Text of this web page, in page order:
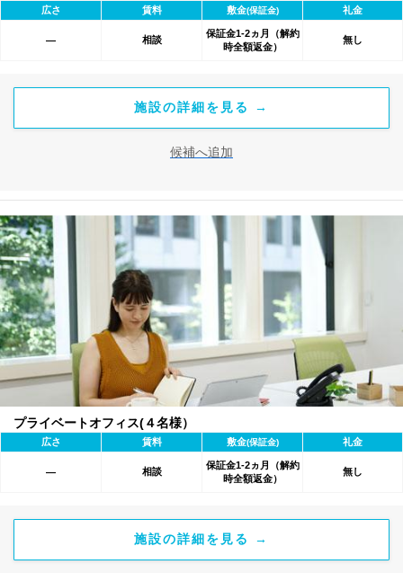
広さ 賃料 敷金(保証金) 礼金
― 相談
保証金1-2ヵ月（解約
時全額返金）
無し
施設の詳細を見る →
候補へ追加
プライベートオフィス(４名様）
広さ 賃料 敷金(保証金) 礼金
― 相談
保証金1-2ヵ月（解約
時全額返金）
無し
施設の詳細を見る →